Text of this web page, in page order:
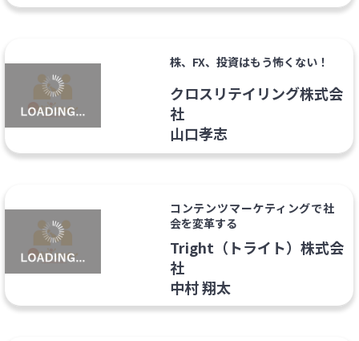
株、FX、投資はもう怖くない！
クロスリテイリング株式会
社
山口孝志
コンテンツマーケティングで社
会を変革する
Tright（トライト）株式会
社
中村 翔太